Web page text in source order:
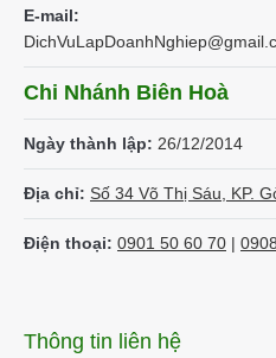
E-mail:
Chi Nhánh Biên Hoà
Ngày thành lập: 26/12/2014
Địa chỉ: Số 34 Võ Thị Sáu, KP.
Điện thoại: 0901 50 60 70 |
Thông tin liên hệ